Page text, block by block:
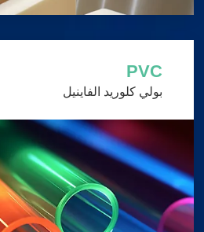
PVC
بولي كلوريد الفاينيل